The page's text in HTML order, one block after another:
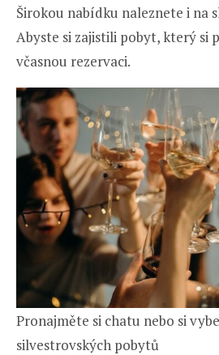
Širokou nabídku naleznete i na
Abyste si zajistili pobyt, který si
včasnou rezervaci.
Pronajměte si chatu nebo si
silvestrovských pobytů